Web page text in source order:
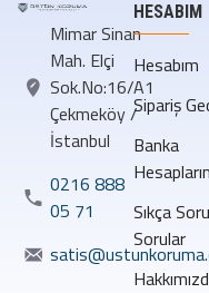
Mimar Sinan
Mah. Elçi
Sok.No:16/A1
Çekmeköy /
İstanbul
0216 888
05 71
HESABIM
Hesabım
Sipariş
Banka
Sıkça
Sorular